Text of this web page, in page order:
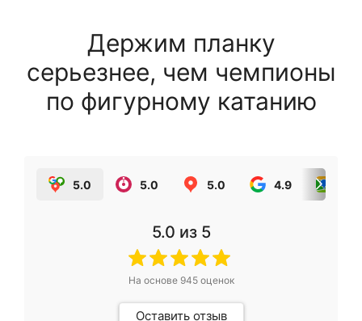
Держим планку
серьезнее, чем чемпионы
по фигурному катанию
5.0 5.0 5.0 4.9
5.0 из 5
На основе 945оценок
Оставить отзыв